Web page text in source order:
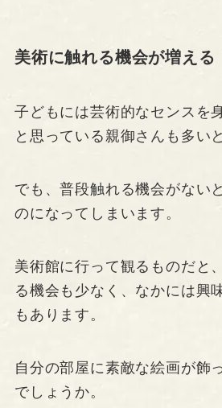
美術に触れる機会が増える
子どもには芸術的なセンスを
と思っている親御さんも多い
でも、普段触れる機会がない
のになってしまいます。
美術館に行って観るものだと
る機会も少なく、なかには興
もあります。
自分の部屋に素敵な絵画が飾
でしょうか。